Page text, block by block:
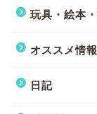
玩具・絵本
オススメ情報
日記